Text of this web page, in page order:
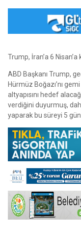
Trump, İran’a 6
ABD Başkanı Trump,
Hürmüz Boğazı’nı
altyapısını hedef
verdiğini duyurmuş,
yaparak bu süreyi 5 gün